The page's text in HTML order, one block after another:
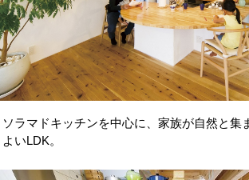
ソラマドキッチンを中心に、家族が自然と集
よいLDK。